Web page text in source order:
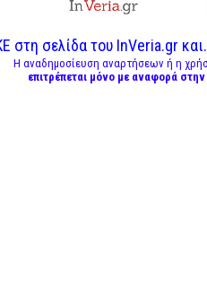
στη σελίδα του InVeria.gr
Η αναδημοσίευση αναρτήσεων ή η
επιτρέπεται μόνο με αναφορά